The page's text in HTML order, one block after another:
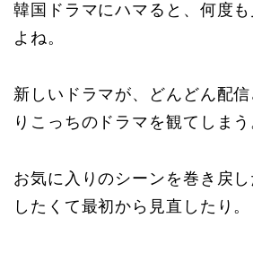
韓国ドラマにハマると、何度
よね。
新しいドラマが、どんどん配
りこっちのドラマを観てしまう
お気に入りのシーンを巻き戻
したくて最初から見直したり。